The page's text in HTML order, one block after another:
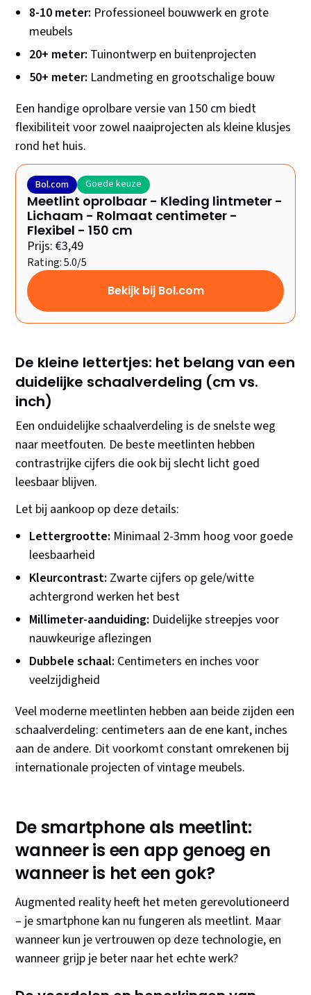
8-10 meter: Professioneel bouwwerk en grote
meubels
20+ meter: Tuinontwerp en buitenprojecten
50+ meter: Landmeting en grootschalige bouw
Een handige oprolbare versie van 150 cm biedt
flexibiliteit voor zowel naaiprojecten als kleine klusjes
rond het huis.
Bol.com Goede keuze
Meetlint oprolbaar - Kleding lintmeter -
Lichaam - Rolmaat centimeter -
Flexibel - 150 cm
Prijs: €3,49
Rating: 5.0/5
Bekijk bij Bol.com
De kleine lettertjes: het belang van een
duidelijke schaalverdeling (cm vs.
inch)
Een onduidelijke schaalverdeling is de snelste weg
naar meetfouten. De beste meetlinten hebben
contrastrijke cijfers die ook bij slecht licht goed
leesbaar blijven.
Let bij aankoop op deze details:
Lettergrootte: Minimaal 2-3mm hoog voor goede
leesbaarheid
Kleurcontrast: Zwarte cijfers op gele/witte
achtergrond werken het best
Millimeter-aanduiding: Duidelijke streepjes voor
nauwkeurige aflezingen
Dubbele schaal: Centimeters en inches voor
veelzijdigheid
Veel moderne meetlinten hebben aan beide zijden een
schaalverdeling: centimeters aan de ene kant, inches
aan de andere. Dit voorkomt constant omrekenen bij
internationale projecten of vintage meubels.
De smartphone als meetlint:
wanneer is een app genoeg en
wanneer is het een gok?
Augmented reality heeft het meten gerevolutioneerd
– je smartphone kan nu fungeren als meetlint. Maar
wanneer kun je vertrouwen op deze technologie, en
wanneer grijp je beter naar het echte werk?